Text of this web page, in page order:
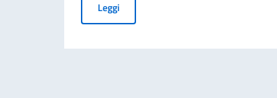
LeggiIl riso protagonista dell’apertura